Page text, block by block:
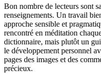
Bon nombre de lecteurs sont
renseignements. Un travail
approche sensible et
rencontré en méditation
dictionnaire, mais plutôt un
le développement personnel
pages des images et des
précieux.